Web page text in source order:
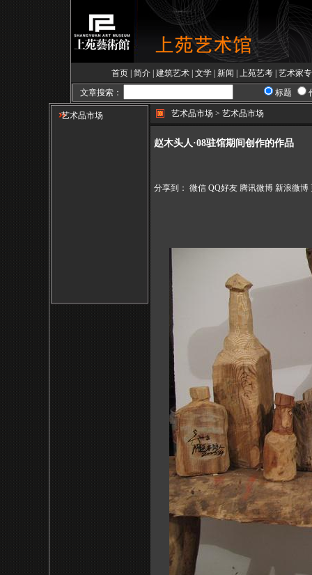
首页 简介 建筑艺术 文学 新闻 上苑艺考 艺术家
文章搜索：
标题
艺术品市场 艺术品市场 > 艺术品市场
赵木头人·08驻馆期间创作的作品
分享到： 微信 QQ好友 腾讯微博 新浪微博